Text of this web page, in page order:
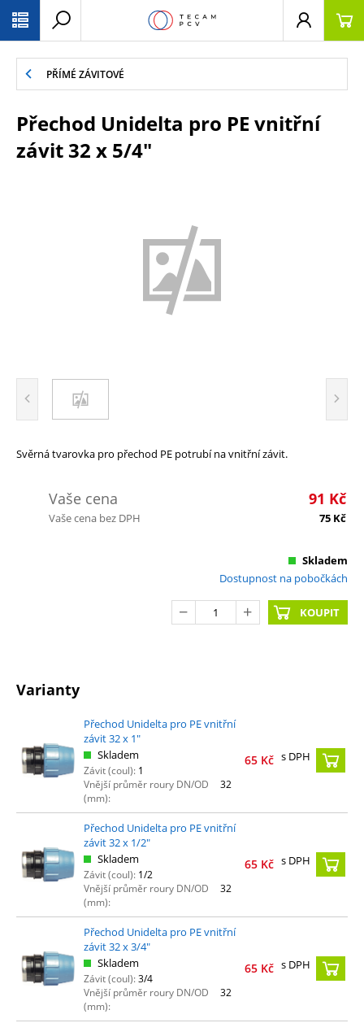
PŘÍMÉ ZÁVITOVÉ
Přechod Unidelta pro PE vnitřní
závit 32 x 5/4"
Svěrná tvarovka pro přechod PE potrubí na vnitřní závit.
Vaše cena 91 Kč
Vaše cena bez DPH 75 Kč
Skladem
Dostupnost na pobočkách
KOUPIT
Varianty
Přechod Unidelta pro PE vnitřní
závit 32 x 1"
Skladem
Závit (coul): 1
Vnější průměr roury DN/OD
(mm):
32
65 Kč s DPH
Přechod Unidelta pro PE vnitřní
závit 32 x 1/2"
Skladem
Závit (coul): 1/2
Vnější průměr roury DN/OD
(mm):
32
65 Kč s DPH
Přechod Unidelta pro PE vnitřní
závit 32 x 3/4"
Skladem
Závit (coul):3/4
Vnější průměr roury DN/OD
(mm):
32
65 Kč s DPH